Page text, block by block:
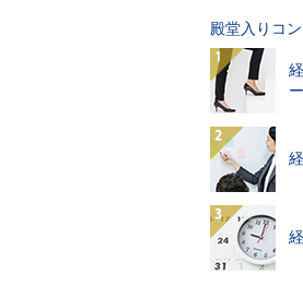
殿堂入りコ